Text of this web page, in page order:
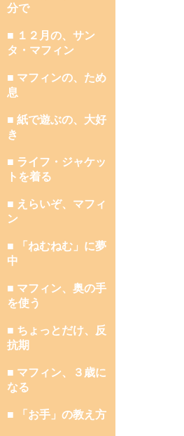
分で
■ １２月の、サン
タ・マフィン
■ マフィンの、ため
息
■ 紙で遊ぶの、大好
き
■ ライフ・ジャケッ
トを着る
■ えらいぞ、マフィ
ン
■ 「ねむねむ」に夢
中
■ マフィン、奥の手
を使う
■ ちょっとだけ、反
抗期
■ マフィン、３歳に
なる
■ 「お手」の教え方